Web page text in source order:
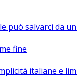
può salvarci da
fine
italiane e